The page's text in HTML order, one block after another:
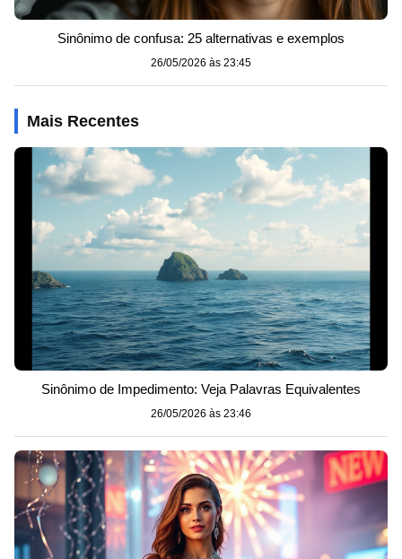
Sinônimo de confusa: 25 alternativas e exemplos
26/05/2026 às 23:45
Mais Recentes
Sinônimo de Impedimento: Veja Palavras Equivalentes
26/05/2026 às 23:46